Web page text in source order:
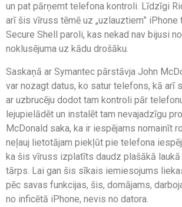
un pat pārņemt telefona kontroli. Līdzīgi
arī šis vīruss tēmē uz „uzlauztiem”
Secure Shell paroli, kas nekad nav bijusi
noklusējuma uz kādu drošāku.
Saskaņā ar Symantec pārstāvja John
var nozagt datus, ko satur telefons, kā arī
ar uzbrucēju dodot tam kontroli pār
lejupielādēt un instalēt tam nevajadzīgu
McDonald saka, ka ir iespējams nomainīt
neļauj lietotājam piekļūt pie telefona
ka šis vīruss izplatīts daudz plašākā
tārps. Lai gan šis sīkais iemiesojums
pēc savas funkcijas, šis, domājams,
no inficētā iPhone, nevis no datora.